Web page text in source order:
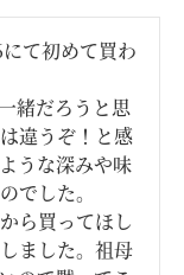
て初めて買わ
緒だろうと思
違うぞ！と感
うな深みや味
でした。
ら買ってほし
ました。祖母